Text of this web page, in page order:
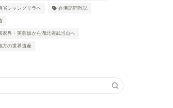
省シャングリラへ 香港訪問雑記
家界・芙蓉鎮から湖北省武当山へ
方の世界遺産